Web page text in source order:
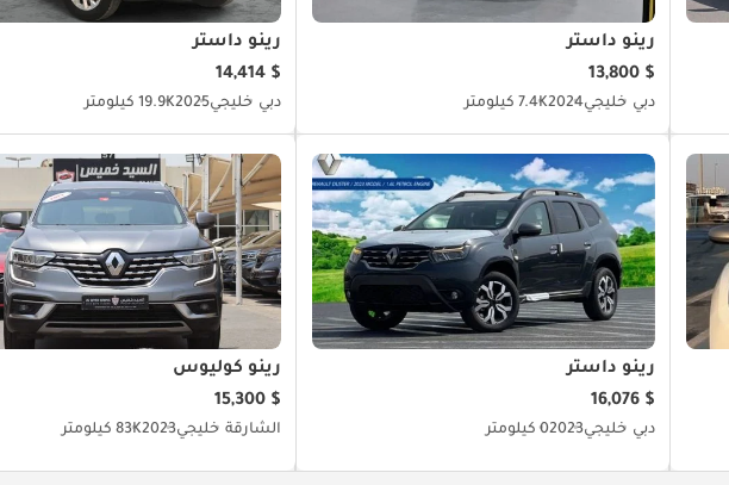
رينو داستر
$ 13,800
دبي خليجي20247.4K كيلومتر
رينو داستر
$ 14,414
دبي خليجي202519.9K كيلومتر
رينو داستر
$ 16,076
دبي خليجي20230 كيلومتر
رينو كوليوس
$ 15,300
الشارقة خليجي202383K كيلومتر